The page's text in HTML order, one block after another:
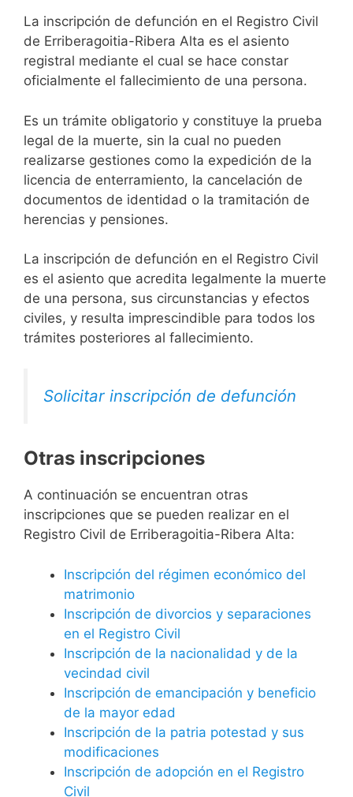
La inscripción de defunción en el Registro Civil
de Erriberagoitia-Ribera Alta es el asiento
registral mediante el cual se hace constar
oficialmente el fallecimiento de una persona.
Es un trámite obligatorio y constituye la prueba
legal de la muerte, sin la cual no pueden
realizarse gestiones como la expedición de la
licencia de enterramiento, la cancelación de
documentos de identidad o la tramitación de
herencias y pensiones.
La inscripción de defunción en el Registro Civil
es el asiento que acredita legalmente la muerte
de una persona, sus circunstancias y efectos
civiles, y resulta imprescindible para todos los
trámites posteriores al fallecimiento.
Solicitar inscripción de defunción
Otras inscripciones
A continuación se encuentran otras
inscripciones que se pueden realizar en el
Registro Civil de Erriberagoitia-Ribera Alta:
Inscripción del régimen económico del
matrimonio
Inscripción de divorcios y separaciones
en el Registro Civil
Inscripción de la nacionalidad y de la
vecindad civil
Inscripción de emancipación y beneficio
de la mayor edad
Inscripción de la patria potestad y sus
modificaciones
Inscripción de adopción en el Registro
Civil